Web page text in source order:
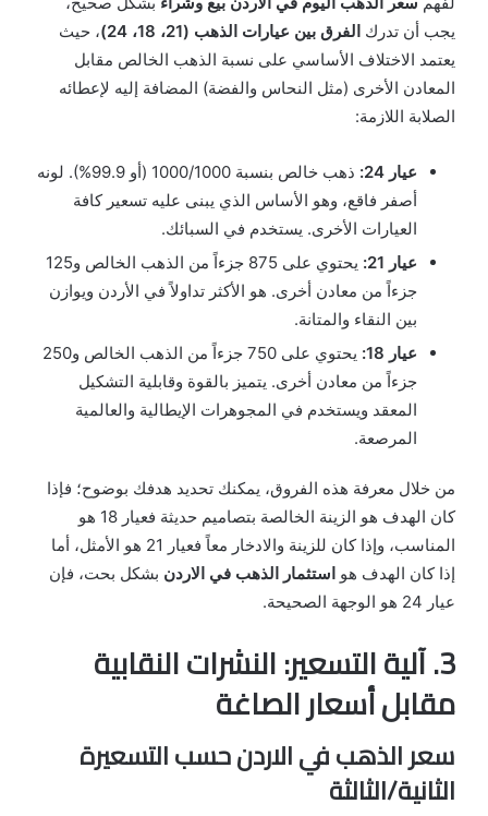
يجب أن تدرك الفرق بين عيارات الذهب (21، 18، 24)
، حيث
يعتمد الاختلاف الأساسي على نسبة الذهب الخالص مقابل
المعادن الأخرى (مثل النحاس والفضة) المضافة إليه لإعطائه
الصلابة اللازمة:
عيار 24:
ذهب خالص بنسبة 1000/1000 (أو 99.9%). لونه
أصفر فاقع، وهو الأساس الذي يبنى عليه تسعير كافة
العيارات الأخرى. يستخدم في السبائك.
عيار 21:
يحتوي على 875 جزءاً من الذهب الخالص و125
جزءاً من معادن أخرى. هو الأكثر تداولاً في الأردن ويوازن
بين النقاء والمتانة.
عيار 18:
يحتوي على 750 جزءاً من الذهب الخالص و250
جزءاً من معادن أخرى. يتميز بالقوة وقابلية التشكيل
المعقد ويستخدم في المجوهرات الإيطالية والعالمية
المرصعة.
من خلال معرفة هذه الفروق، يمكنك تحديد هدفك بوضوح؛ فإذا
كان الهدف هو الزينة الخالصة بتصاميم حديثة فعيار 18 هو
المناسب، وإذا كان للزينة والادخار معاً فعيار 21 هو الأمثل، أما
إذا كان الهدف هو استثمار الذهب في الاردن بشكل بحت، فإن
عيار 24 هو الوجهة الصحيحة.
3. آلية التسعير: النشرات النقابية
مقابل أسعار الصاغة
سعر الذهب في الاردن حسب التسعيرة
الثانية/الثالثة